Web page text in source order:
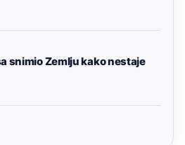
snimio Zemlju kako nestaje